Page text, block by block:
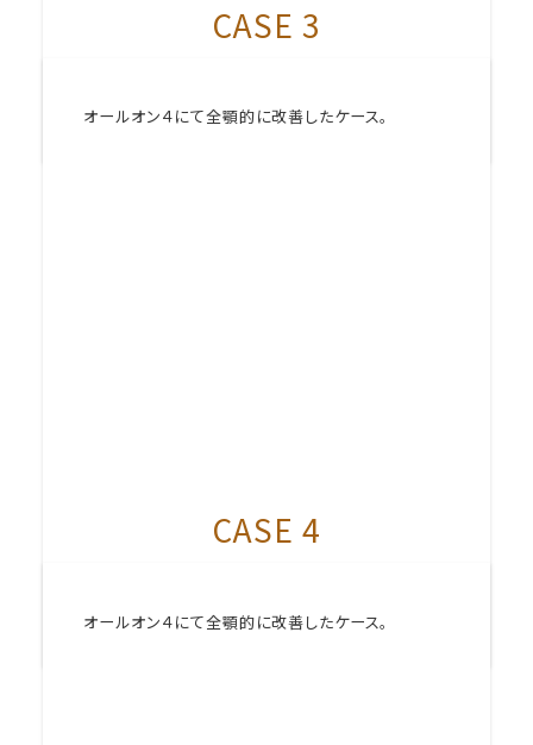
オールオン４にて全顎的に改善したケース。
CASE 3
オールオン４にて全顎的に改善したケース。
CASE 4